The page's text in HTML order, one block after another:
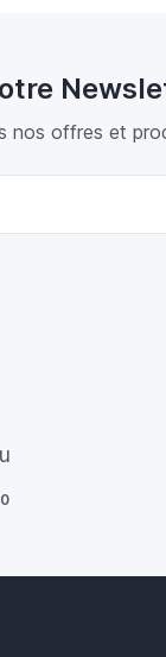
nos offres et